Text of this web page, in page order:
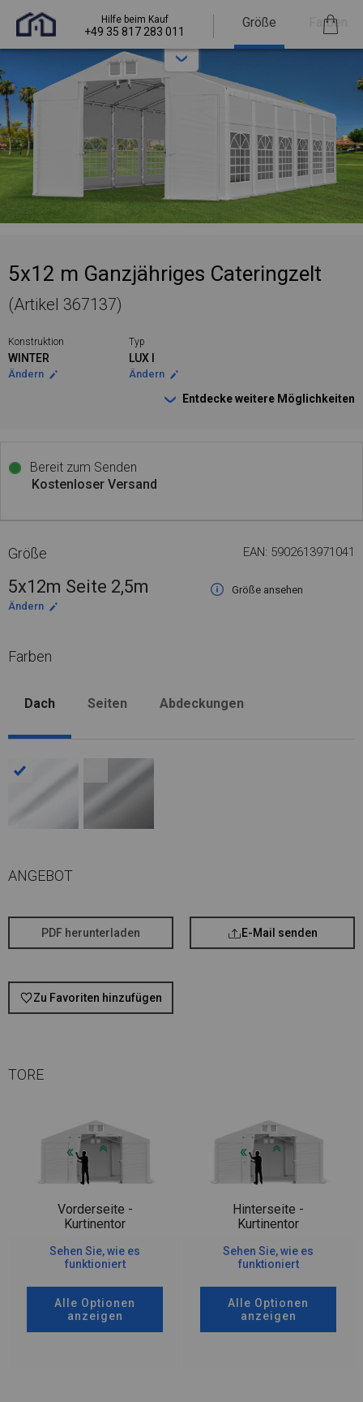
Hilfe beim Kauf
+49 35 817 283 011
Größe Farben
5x12 m Ganzjähriges Cateringzelt
(Artikel 367137)
Konstruktion
WINTER
Ändern
Typ
LUX I
Ändern
Entdecke weitere Möglichkeiten
Bereit zum Senden
Kostenloser Versand
Größe EAN: 5902613971041
5x12m Seite 2,5m
Größe ansehen
Ändern
Farben
Dach Seiten Abdeckungen
ANGEBOT
PDF herunterladen E-Mail senden
Zu Favoriten hinzufügen
TORE
Vorderseite -
Kurtinentor
Sehen Sie, wie es
funktioniert
Alle Optionen
anzeigen
Hinterseite -
Kurtinentor
Sehen Sie, wie es
funktioniert
Alle Optionen
anzeigen